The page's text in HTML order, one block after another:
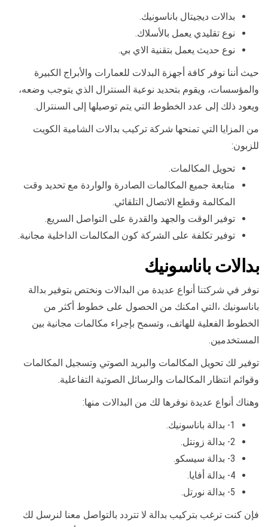
بدالات ديجيتال باناسونيك.
نوع تقليدي يعمل بالأسلاك.
نوع حديث يعمل بتقنية الاي بي.
حيث أننا نوفر كافة أجهزة البدلات للعمارات والأبراج الكبيرة
والمؤسسات، ويقوم بتحديد نوعية السنترال الذي يتوجب وضعه،
ويعود ذلك إلى عدد الخطوط التي يتم توصيلها إلى السنترال.
من المزايا التي تمنحها شركة تركيب بدالات الشامية الكويت
للزبون:
تحويل المكالمات.
متابعة جميع المكالمات الصادرة والواردة مع تحديد وقت
المكالمة وقطع الاتصال التلقائي.
توفير الوقت والجهد والقدرة على التواصل السريع.
توفير تكلفة على الشركة كون المكالمات الداخلية مجانية.
بدالات باناسونيك
نوفر في شركتنا أنواع عديدة من البدالات ونختص بتوفير بدالة
باناسونيك ،التي امكنك من الحصول على خطوط أكثر من
الخطوط الفعلية للهاتف، وتسمح بإجراء مكالمات مجانية بين
المستخدمين.
توفير لك تحويل المكالمات والبريد الصوتي وتسجيل المكالمات
وقوائم انتظار المكالمات والرسائل الصوتية التفاعلية.
وهناك أنواع عديدة نوفرها لك من البدالات منها:
1- بدالة باناسونيك.
2- بدالة زونتل.
3- بدالة سيسكو.
4- بدالة أفايا.
5- بدالة نورتل.
فإن كنت ترغب بتركيب بدالة لا تتردد بالتواصل معنا لنرسل لك